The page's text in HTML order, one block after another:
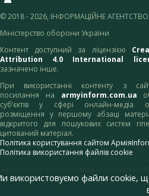
© 2018 - 2026, ІНФОРМАЦІЙНЕ АГЕНТСТВО,
Міністерство оборони України
Контент доступний за ліцензією
Attribution 4.0 International
зазначено інше.
При використанні контенту з
посилання на armyinform.com.ua
суб’єктів у сфері онлайн-медіа
розміщення у першому абзаці
відкритого для пошукових систем
цитований матеріал.
Політика користування сайтом
Політика використання файлів cookie
адресу:webmaster@armyinform.com.ua
використовуємо файли cookie,